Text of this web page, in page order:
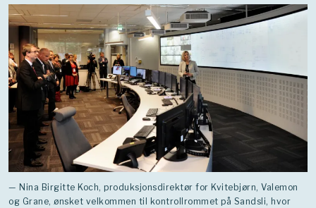
— Nina Birgitte Koch, produksjonsdirektør for Kvitebjørn, Valemon
og Grane, ønsket velkommen til kontrollrommet på Sandsli, hvor